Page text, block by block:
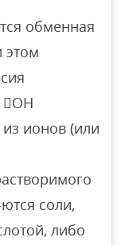
обменная
этом
ионов (или
соли,
либо